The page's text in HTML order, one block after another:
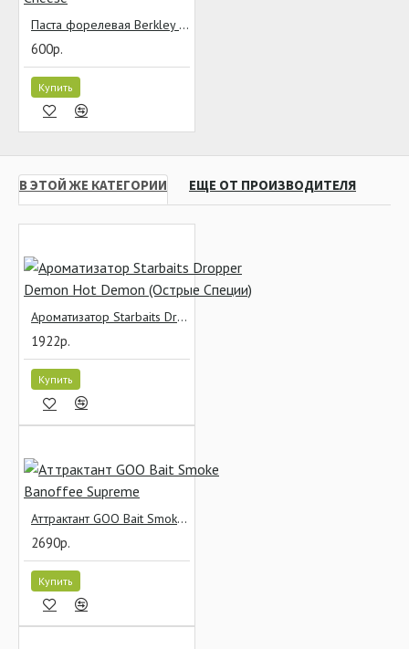
Паста форелевая Berkley PowerBait Extra Scent Sherbet/Gltr Cheese
600р.
Купить
В ЭТОЙ ЖЕ КАТЕГОРИИ ЕЩЕ ОТ ПРОИЗВОДИТЕЛЯ
Ароматизатор Starbaits Dropper Demon Hot Demon (Острые Специи)
1922р.
Купить
Аттрактант GOO Bait Smoke Banoffee Supreme
2690р.
Купить